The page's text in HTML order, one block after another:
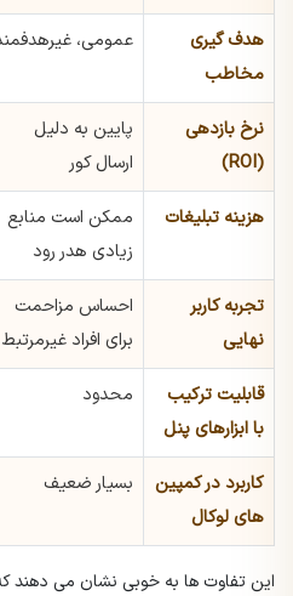
هدف گیری
مخاطب
عمومی،
نرخ بازدهی
(ROI)
پایین به دلیل
ارسال کور
هزینه تبلیغات
ممکن است منابع
زیادی هدر رود
تجربه کاربر
نهایی
احساس مزاحمت
برای افراد غیرمرتبط
قابلیت ترکیب
با ابزارهای پنل
محدود
کاربرد در کمپین
های لوکال
بسیار ضعیف
این تفاوت ها به خوبی نشان می دهند